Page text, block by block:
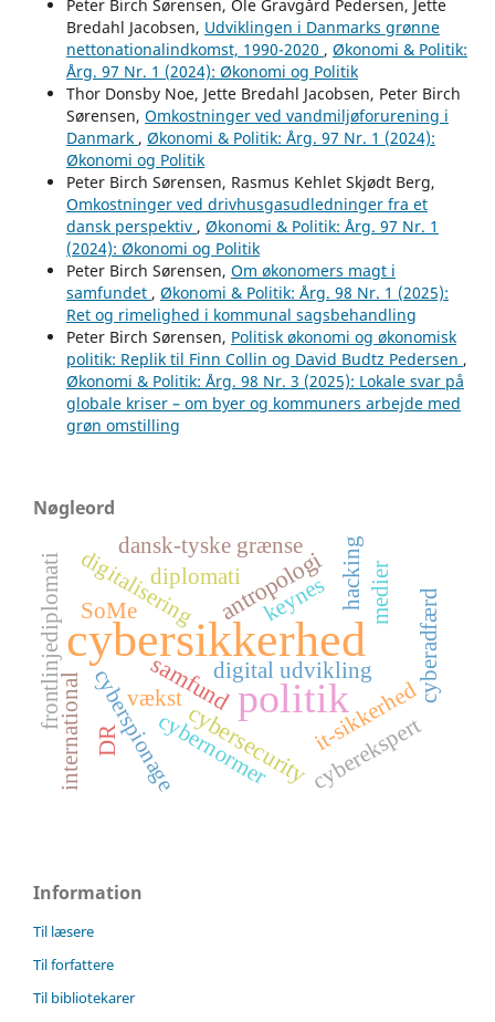
Peter Birch Sørensen, Ole Gravgård Pedersen, Jette
Bredahl Jacobsen, Udviklingen i Danmarks grønne
nettonationalindkomst, 1990-2020 , Økonomi & Politik:
Årg. 97 Nr. 1 (2024): Økonomi og Politik
Thor Donsby Noe, Jette Bredahl Jacobsen, Peter Birch
Sørensen, Omkostninger ved vandmiljøforurening i
Danmark , Økonomi & Politik: Årg. 97 Nr. 1 (2024):
Økonomi og Politik
Peter Birch Sørensen, Rasmus Kehlet Skjødt Berg,
Omkostninger ved drivhusgasudledninger fra et
dansk perspektiv , Økonomi & Politik: Årg. 97 Nr. 1
(2024): Økonomi og Politik
Peter Birch Sørensen, Om økonomers magt i
samfundet , Økonomi & Politik: Årg. 98 Nr. 1 (2025):
Ret og rimelighed i kommunal sagsbehandling
Peter Birch Sørensen, Politisk økonomi og økonomisk
politik: Replik til Finn Collin og David Budtz Pedersen ,
Økonomi & Politik: Årg. 98 Nr. 3 (2025): Lokale svar på
globale kriser – om byer og kommuners arbejde med
grøn omstilling
Nøgleord
cybersikkerhed
politik
samfund
cybersecurity
antropologi
digitalisering
cybernormer it-sikkerhed
dansk-tyske grænse
cyberekspert
cyberadfærd
cyberspionage digital udvikling
hacking
keynes
SoMe
frontlinjediplomati
international vækst
diplomati
DR
medier
Information
Til læsere
Til forfattere
Til bibliotekarer